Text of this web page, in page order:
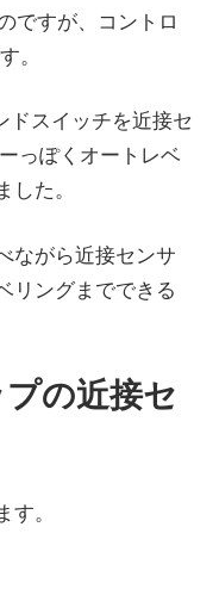
ですが、コントロ
。
ドスイッチを近接セ
っぽくオートレベ
した。
ながら近接センサ
リングまでできる
の近接セ
す。